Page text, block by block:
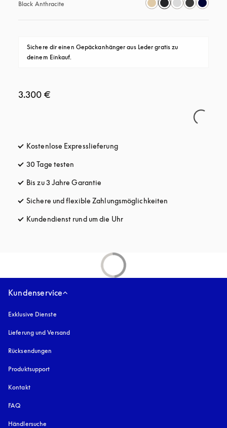
Black Anthracite
Sichere dir einen Gepäckanhänger aus Leder gratis zu
deinem Einkauf.
3.300 €
Kostenlose Expresslieferungöffnet sich in einem neuen Tab
30 Tage testen
Bis zu 3 Jahre Garantie
Sichere und flexible Zahlungsmöglichkeiten
Kundendienst rund um die Uhröffnet sich in einem neuen Tab
Kundenservice
Exklusive Dienste
Lieferung und Versand
Rücksendungen
Produktsupport
Kontakt
FAQ
Händlersuche